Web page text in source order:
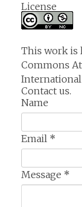
License
This work is
Commons
Contact us.
Name
Email *
Message *